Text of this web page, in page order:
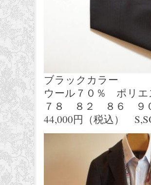
ブラックカラー
ウール７０％ ポリ
７８ ８２ ８６ ９
44,000円（税込）